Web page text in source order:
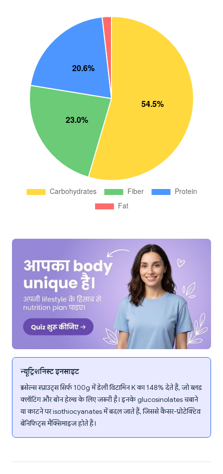
न्यूट्रिशनिस्ट इनसाइट
ब्रसेल्स स्प्राउट्स सिर्फ 100g में डेली विटामिन K का 148% देते हैं, जो ब्लड
क्लॉटिंग और बोन हेल्थ के लिए जरूरी है। इनके glucosinolates चबाने
या काटने पर isothiocyanates में बदल जाते हैं, जिससे कैंसर-प्रोटेक्टिव
बेनिफिट्स मैक्सिमाइज होते हैं।